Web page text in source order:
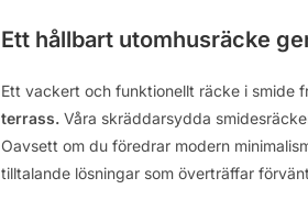
Ett hållbart utomhusräcke
Ett vackert och funktionellt räcke i smide
terrass. Våra skräddarsydda
Oavsett om du föredrar modern
tilltalande lösningar som överträffar